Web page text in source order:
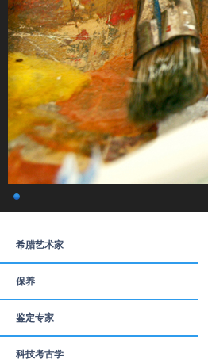
希腊艺术家
保养
鉴定专家
科技考古学